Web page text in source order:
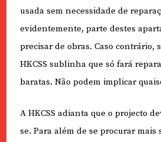
usada sem necessidade de
evidentemente, parte destes
precisar de obras. Caso contrário,
HKCSS sublinha que só fará
baratas. Não podem implicar
A HKCSS adianta que o projecto
se. Para além de se procurar mais